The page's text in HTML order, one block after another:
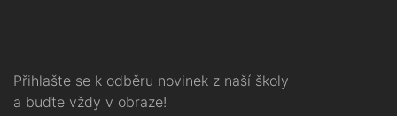
Přihlašte se k odběru novinek z naší školy
a buďte vždy v obraze!